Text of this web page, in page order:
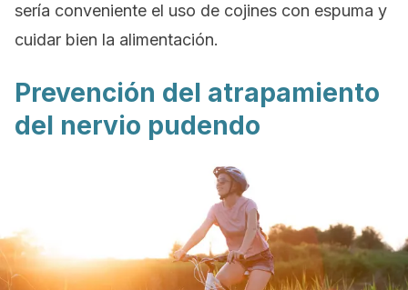
sería conveniente el uso de cojines con espuma y
cuidar bien la alimentación.
Prevención del atrapamiento
del nervio pudendo